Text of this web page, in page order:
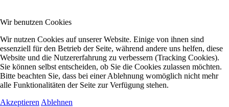
Wir benutzen Cookies
Wir nutzen Cookies auf unserer Website. Einige von ihnen sind
essenziell für den Betrieb der Seite, während andere uns helfen, diese
Website und die Nutzererfahrung zu verbessern (Tracking Cookies).
Sie können selbst entscheiden, ob Sie die Cookies zulassen möchten.
Bitte beachten Sie, dass bei einer Ablehnung womöglich nicht mehr
alle Funktionalitäten der Seite zur Verfügung stehen.
Akzeptieren Ablehnen